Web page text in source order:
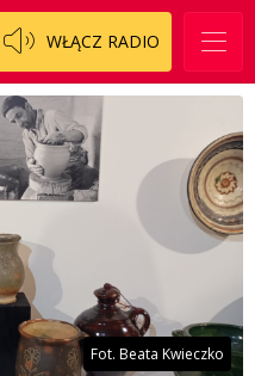
WŁĄCZ RADIO
Fot. Beata Kwieczko